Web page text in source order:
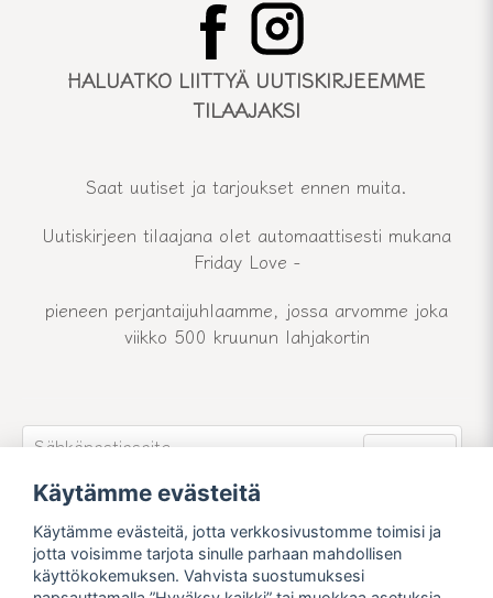
HALUATKO LIITTYÄ UUTISKIRJEEMME
TILAAJAKSI
Saat uutiset ja tarjoukset ennen muita.
Uutiskirjeen tilaajana olet automaattisesti mukana
Friday Love -
pieneen perjantaijuhlaamme, jossa arvomme joka
viikko 500 kruunun lahjakortin
email
Sähköpostiosoite
Liity uutiskirjeemme jäseneksi ja pysy ajan tasalla
uutisistamme ja tarjouksistamme.
Käytämme evästeitä
Käytämme evästeitä, jotta verkkosivustomme toimisi ja
jotta voisimme tarjota sinulle parhaan mahdollisen
käyttökokemuksen. Vahvista suostumuksesi